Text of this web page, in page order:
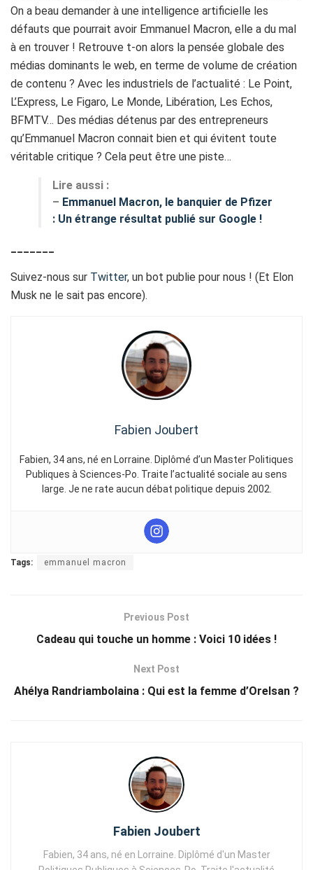
On a beau demander à une intelligence artificielle les
défauts que pourrait avoir Emmanuel Macron, elle a du mal
à en trouver ! Retrouve t-on alors la pensée globale des
médias dominants le web, en terme de volume de création
de contenu ? Avec les industriels de l’actualité : Le Point,
L’Express, Le Figaro, Le Monde, Libération, Les Echos,
BFMTV… Des médias détenus par des entrepreneurs
qu’Emmanuel Macron connait bien et qui évitent toute
véritable critique ? Cela peut être une piste…
Lire aussi :
– Emmanuel Macron, le banquier de Pfizer
: Un étrange résultat publié sur Google !
Suivez-nous sur Twitter, un bot publie pour nous ! (Et Elon
Musk ne le sait pas encore).
Fabien Joubert
Fabien, 34 ans, né en Lorraine. Diplômé d’un Master Politiques
Publiques à Sciences-Po. Traite l’actualité sociale au sens
large. Je ne rate aucun débat politique depuis 2002.
Tags: emmanuel macron
Previous Post
Cadeau qui touche un homme : Voici 10 idées !
Next Post
Ahélya Randriambolaina : Qui est la femme d’Orelsan ?
Fabien Joubert
Fabien, 34 ans, né en Lorraine. Diplômé d'un Master